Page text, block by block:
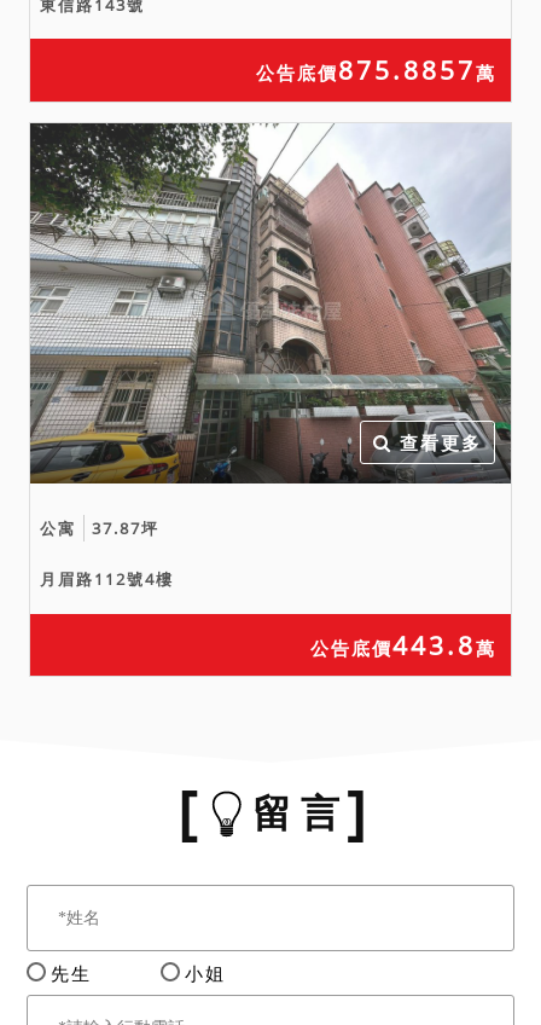
東信路143號
公告底價875.8857萬
查看更多
公寓 37.87坪
月眉路112號4樓
公告底價443.8萬
留 言
先生 小姐